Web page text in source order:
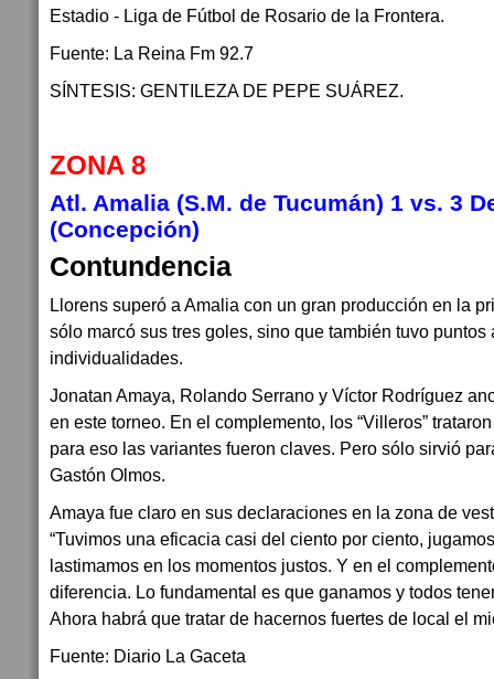
Estadio - Liga de Fútbol de Rosario de la Frontera.
Fuente: La Reina Fm 92.7
SÍNTESIS: GENTILEZA DE PEPE SUÁREZ.
ZONA 8
Atl. Amalia (S.M. de Tucumán) 1 vs. 3
(Concepción)
Contundencia
Llorens superó a Amalia con un gran producción en la
sólo marcó sus tres goles, sino que también tuvo puntos
individualidades.
Jonatan Amaya, Rolando Serrano y Víctor Rodríguez
en este torneo. En el complemento, los “Villeros”
para eso las variantes fueron claves. Pero sólo sirvió
Gastón Olmos.
Amaya fue claro en sus declaraciones en la zona de
“Tuvimos una eficacia casi del ciento por ciento,
lastimamos en los momentos justos. Y en el
diferencia. Lo fundamental es que ganamos y todos
Ahora habrá que tratar de hacernos fuertes de local el
Fuente: Diario La Gaceta